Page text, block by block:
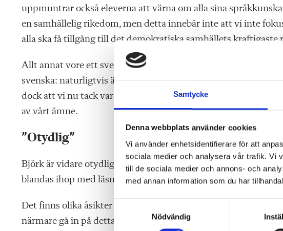
Samtycke
Denna webbplats använder cookies
Vi använder enhetsidentifierare för att
sociala medier och analysera vår trafik. Vi
till de sociala medier och annons- och
med annan information som du har
Nödvändig
uppmuntrar också eleverna att värna om alla sina
en samhällelig rikedom, men detta innebär inte att vi inte
alla ska få tillgång till det demokratiska samhällets kraftigaste
Allt annat vore ett svek mot eleverna. Se bara på denna debatt
svenska: naturligtvis är det av största vikt att så många som
dock att vi nu tack vare Björks artikel, i det demokratiska
av vårt ämne.
”Otydlig”
Björk är vidare otydlig med vilka åldersgruppers svenskämne
blandas ihop med läsning på en mer avancerad nivå och
Det finns olika åsikter om hur den första läsinlärningen bäst
närmare gå in på detta; det vore att göra debatten en otjänst.